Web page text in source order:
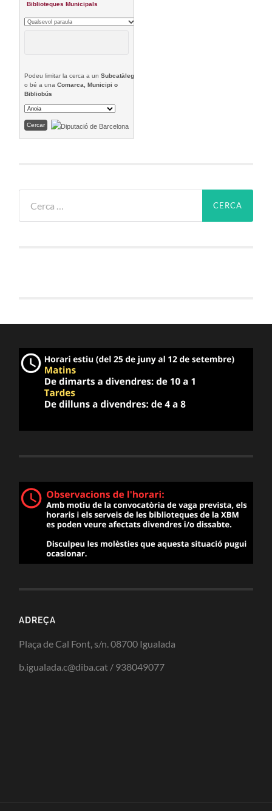
Biblioteques Municipals
Podeu limitar la cerca a unSubcatàleg
o bé a unaComarca, Municipi o
Bibliobús
ADREÇA
Plaça de Cal Font, s/n. 08700 Igualada
b.igualada.c@diba.cat / 938049077